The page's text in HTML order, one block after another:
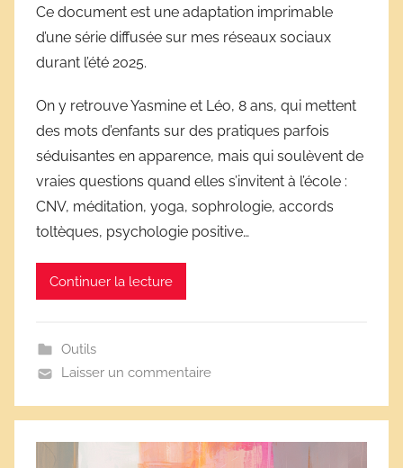
r
D
i
v
e
s
s
c
Ce document est une adaptation imprimable
d’une série diffusée sur mes réseaux sociaux
durant l’été 2025.
On y retrouve Yasmine et Léo, 8 ans, qui mettent
des mots d’enfants sur des pratiques parfois
séduisantes en apparence, mais qui soulèvent de
vraies questions quand elles s’invitent à l’école :
CNV, méditation, yoga, sophrologie, accords
toltèques, psychologie positive…
Continuer la lecture
Outils
Laisser un commentaire